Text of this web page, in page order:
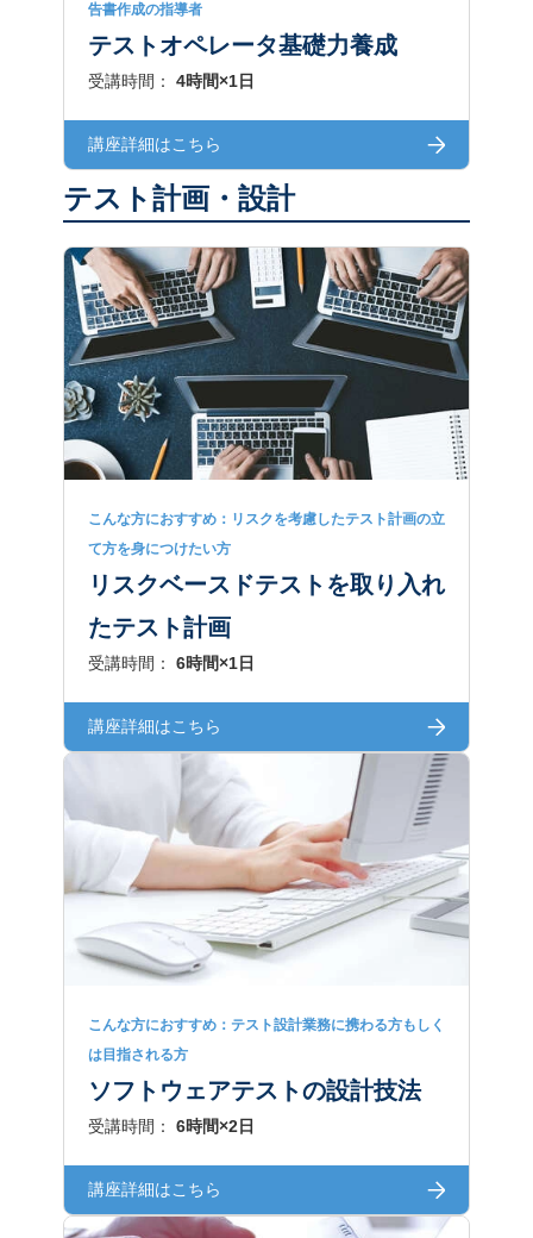
告書作成の指導者
テストオペレータ基礎力養成
受講時間： 4時間×1日
講座詳細はこちら
テスト計画・設計
こんな方におすすめ：リスクを考慮したテスト計画の立
て方を身につけたい方
リスクベースドテストを取り入れ
たテスト計画
受講時間： 6時間×1日
講座詳細はこちら
こんな方におすすめ：テスト設計業務に携わる方もしく
は目指される方
ソフトウェアテストの設計技法
受講時間： 6時間×2日
講座詳細はこちら